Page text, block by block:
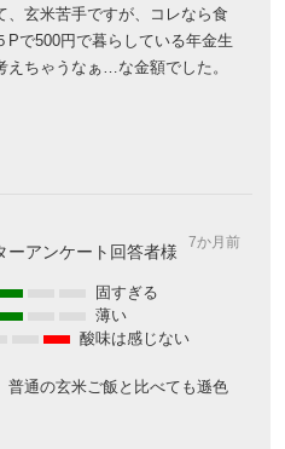
、玄米苦手ですが、コレなら食
で500円で暮らしている年金生
ちゃうなぁ…な金額でした。
ーアンケート回答者様 7か月前
固すぎる
薄い
酸味は感じない
普通の玄米ご飯と比べても遜色